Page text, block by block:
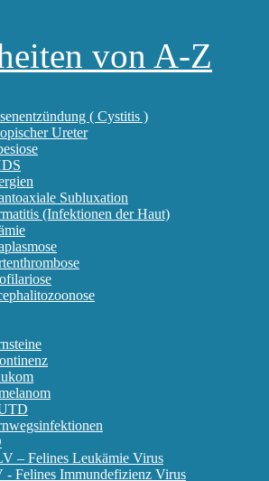
von A-Z
( Cystitis )
Ureter
Subluxation
(Infektionen der Haut)
– Felines Leukämie Virus
- Felines Immundefizienz Virus